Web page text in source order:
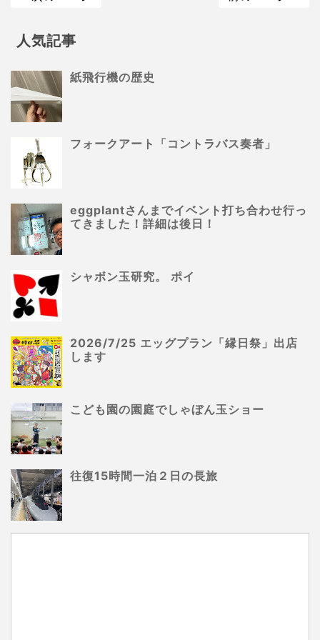
人気記事
紙飛行機の歴史
フォークアート「コントラバス奏者」
eggplantさんまでイベント打ち合わせ行っ
てきました！詳細は後日！
シャボン玉研究。 ポイ
2026/7/25 エッグプラン「縁日祭」出店
します
こども園の園庭でしゃぼん玉ショー
往復15時間一泊２日の長旅